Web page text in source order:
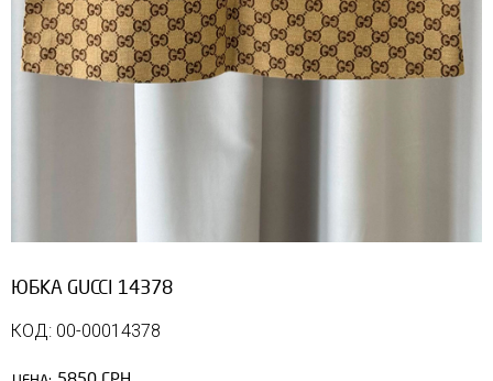
ЮБКА GUCCI 14378
КОД: 00-00014378